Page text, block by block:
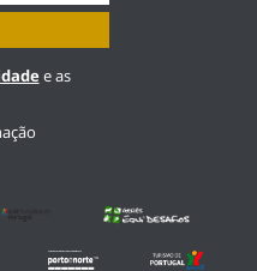
e as